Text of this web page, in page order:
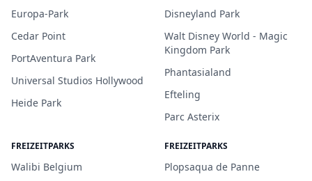
Europa-Park
Cedar Point
PortAventura Park
Universal Studios Hollywood
Heide Park
Disneyland Park
Walt Disney World - Magic
Kingdom Park
Phantasialand
Efteling
Parc Asterix
FREIZEITPARKS
Walibi Belgium
FREIZEITPARKS
Plopsaqua de Panne